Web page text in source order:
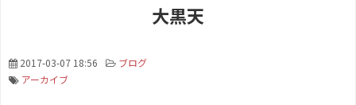
大黒天
2017-03-07 18:56
ブログ
アーカイブ